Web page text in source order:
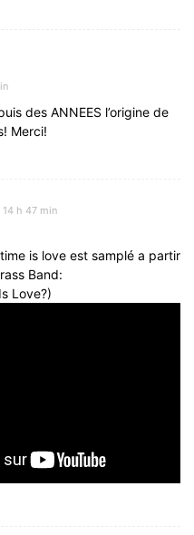
des ANNEES l’origine de
Merci!
h 47 min
is love est samplé a partir
Band:
Love?)